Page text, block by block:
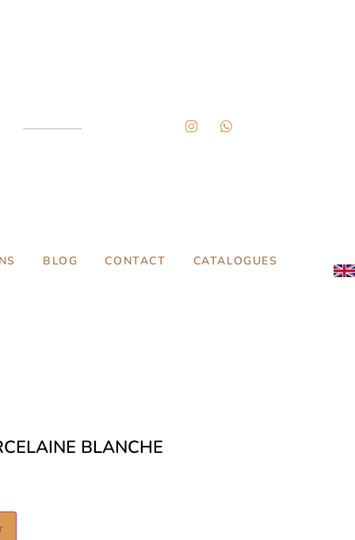
BLOG CONTACT
CATALOGUES
BLANCHE